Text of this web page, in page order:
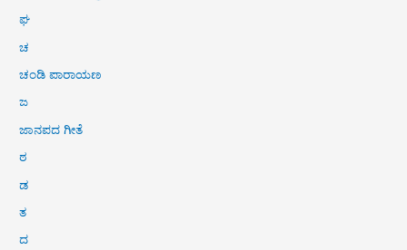
ಘ
ಚ
ಚಂಡಿ ಪಾರಾಯಣ
ಜ
ಜಾನಪದ ಗೀತೆ
ಠ
ಡ
ತ
ದ